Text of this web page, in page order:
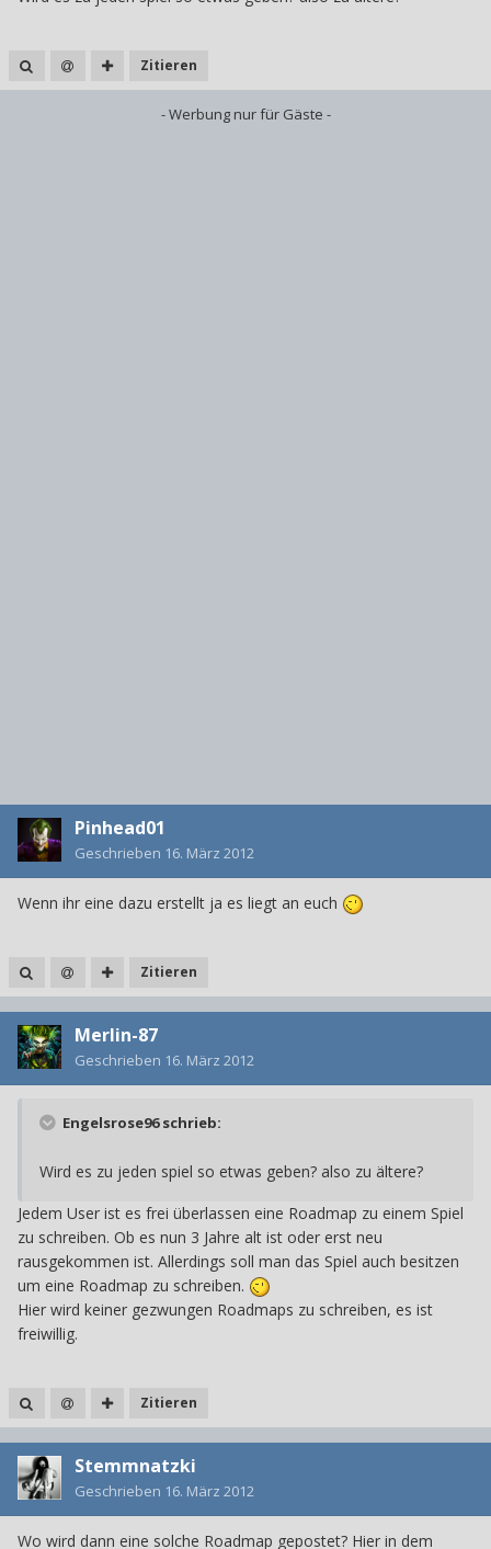
Zitieren
- Werbung nur für Gäste -
Pinhead01
Geschrieben 16. März 2012
Wenn ihr eine dazu erstellt ja es liegt an euch
Zitieren
Merlin-87
Geschrieben 16. März 2012
Engelsrose96 schrieb:
Wird es zu jeden spiel so etwas geben? also zu ältere?
Jedem User ist es frei überlassen eine Roadmap zu einem Spiel
zu schreiben. Ob es nun 3 Jahre alt ist oder erst neu
rausgekommen ist. Allerdings soll man das Spiel auch besitzen
um eine Roadmap zu schreiben.
Hier wird keiner gezwungen Roadmaps zu schreiben, es ist
freiwillig.
Zitieren
Stemmnatzki
Geschrieben 16. März 2012
Wo wird dann eine solche Roadmap gepostet? Hier in dem